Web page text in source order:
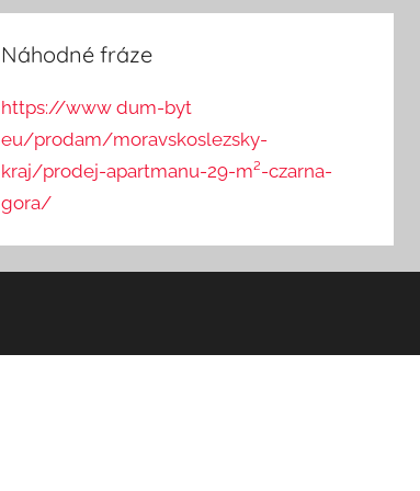
Náhodné fráze
https://www dum-byt
eu/prodam/moravskoslezsky-
kraj/prodej-apartmanu-29-m²-czarna-
gora/